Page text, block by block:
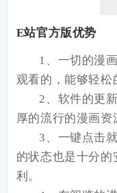
E站官方版优势
1、一切的漫
观看的，能够轻松
2、软件的更
厚的流行的漫画资
3、一键点击
的状态也是十分
利。